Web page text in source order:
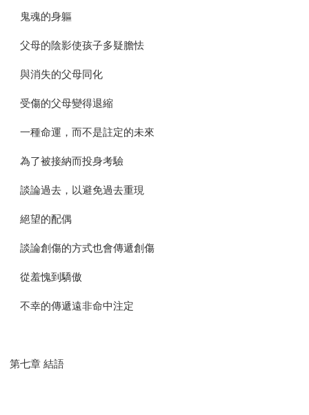
鬼魂的身軀
父母的陰影使孩子多疑膽怯
與消失的父母同化
受傷的父母變得退縮
一種命運，而不是註定的未來
為了被接納而投身考驗
談論過去，以避免過去重現
絕望的配偶
談論創傷的方式也會傳遞創傷
從羞愧到驕傲
不幸的傳遞遠非命中注定
第七章 結語